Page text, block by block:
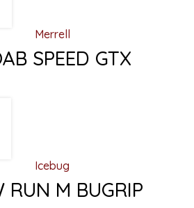
Merrell
SPEED GTX
här produkten
Icebug
RUN M BUGRIP